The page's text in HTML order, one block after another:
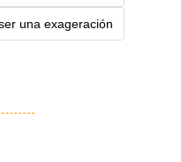
una exageración